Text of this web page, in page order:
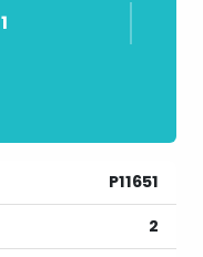
1
P11651
2